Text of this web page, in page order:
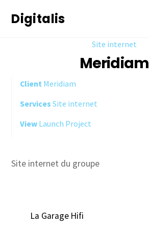
Digitalis
Site internet
Meridiam
Client Meridiam
Services Site internet
View Launch Project
Site internet du groupe
La Garage Hifi